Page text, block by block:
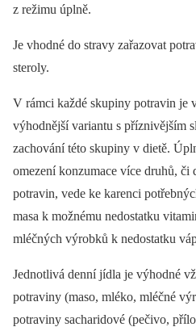
z režimu úplně.
Je vhodné do stravy zařazovat
steroly.
V rámci každé skupiny potravin je
výhodnější variantu s příznivějším
zachování této skupiny v dietě.
omezení konzumace více druhů, či
potravin, vede ke karenci
masa k možnému nedostatku
mléčných výrobků k nedostatku
Jednotlivá denní jídla je výhodné
potraviny (maso, mléko, mléčné
potraviny sacharidové (pečivo,